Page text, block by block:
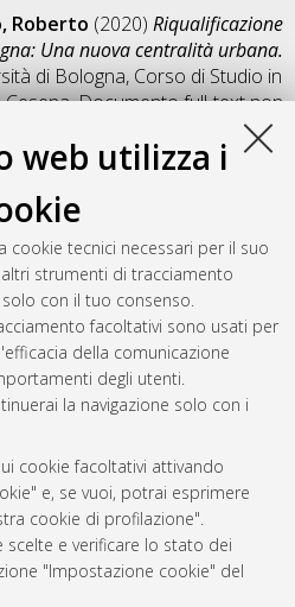
web utilizza i
cookie tecnici necessari per il suo
strumenti di tracciamento
con il tuo consenso.
facoltativi sono usati per
della comunicazione
degli utenti.
la navigazione solo con i
cookie facoltativi attivando
e, se vuoi, potrai esprimere
cookie di profilazione".
e verificare lo stato dei
"Impostazione cookie" del
Roberto (2020) Riqualificazione
Una nuova centralità urbana.
di Bologna, Corso di Studio in
, Documento full-text non
Condividi
scelta dell'autore. (
documento: